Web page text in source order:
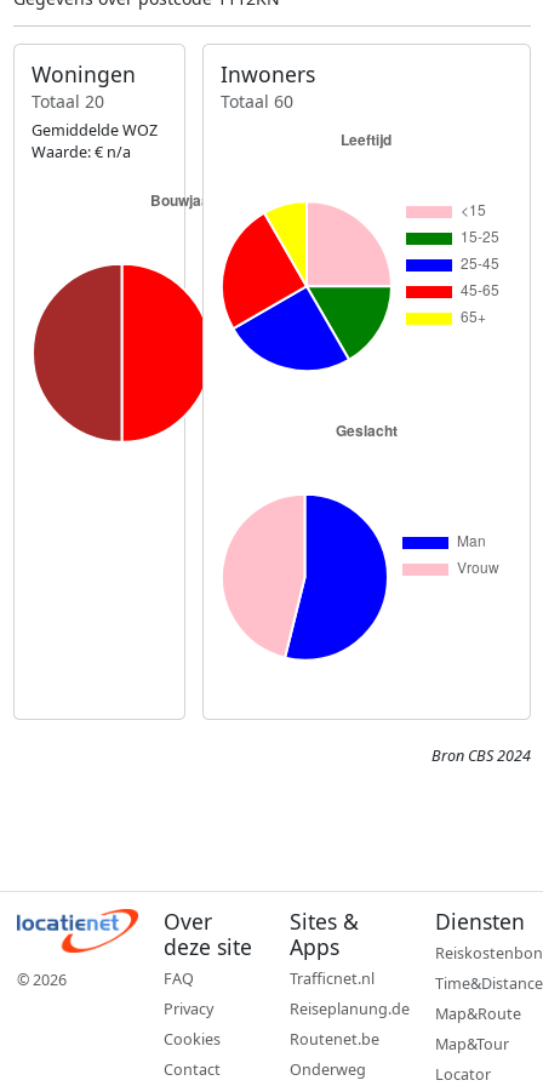
Woningen
Totaal 20
Gemiddelde WOZ
Waarde: € n/a
Inwoners
Totaal 60
Bron CBS 2024
© 2026
Over
deze site
FAQ
Privacy
Cookies
Contact
Sites &
Apps
Trafficnet.nl
Reiseplanung.de
Routenet.be
Onderweg
Diensten
Reiskostenbon
Time&Distance
Map&Route
Map&Tour
Locator